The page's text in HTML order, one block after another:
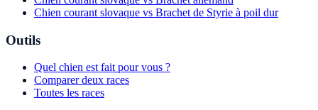
Chien courant slovaque vs Brachet de Styrie à poil dur
Outils
Quel chien est fait pour vous ?
Comparer deux races
Toutes les races